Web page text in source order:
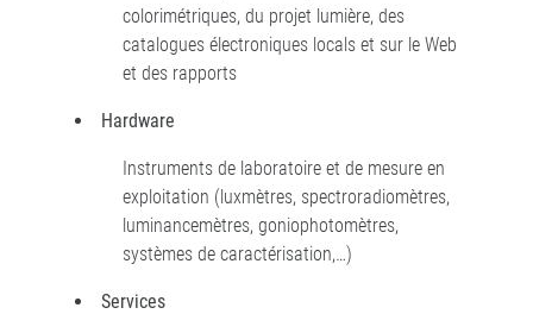
colorimétriques, du projet lumière, des
catalogues électroniques locals et sur le Web
et des rapports
Hardware
Instruments de laboratoire et de mesure en
exploitation (luxmètres, spectroradiomètres,
luminancemètres, goniophotomètres,
systèmes de caractérisation,…)
Services